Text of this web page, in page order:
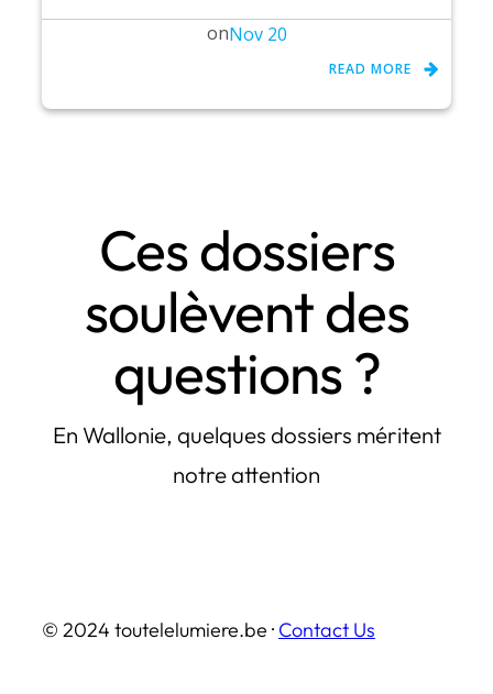
onNov 20
READ MORE
Ces dossiers
soulèvent des
questions ?
En Wallonie, quelques dossiers méritent
notre attention
© 2024 toutelelumiere.be · Contact Us